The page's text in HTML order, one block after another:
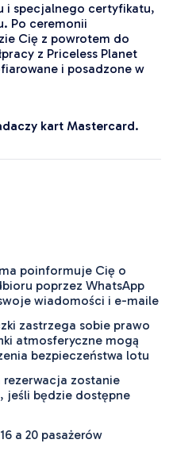
i specjalnego certyfikatu,
Po ceremonii
Cię z powrotem do
z Priceless Planet
i posadzone w
kart Mastercard.
poinformuje Cię o
poprzez WhatsApp
wiadomości i e-maile
zastrzega sobie prawo
atmosferyczne mogą
bezpieczeństwa lotu
zostanie
jeśli będzie dostępne
a 20 pasażerów